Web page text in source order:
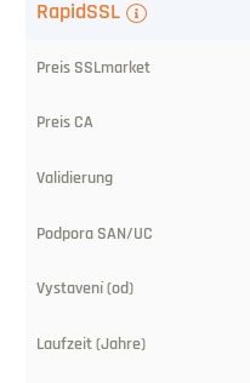
SSL
SSLmarket
Preis
RapidSSL